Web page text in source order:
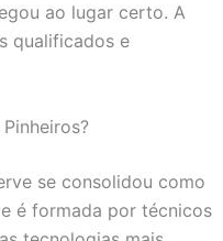
ao lugar certo. A
qualificados e
se consolidou como
é formada por técnicos